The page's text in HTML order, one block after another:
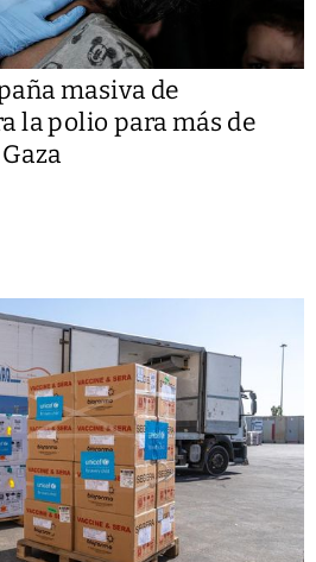
masiva de
la polio para más de